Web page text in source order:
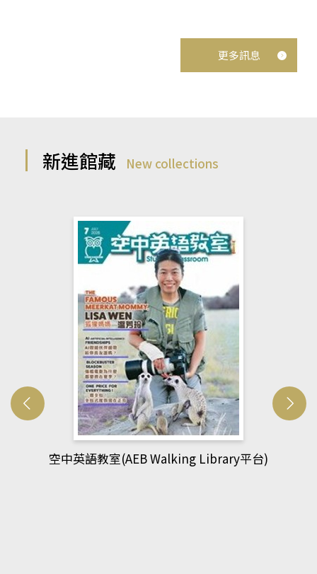
更多訊息
新進館藏 New collections
網管人(kono平台)